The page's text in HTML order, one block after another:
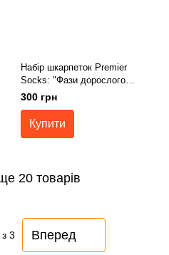
Набір шкарпеток Premier
Socks: "Фази дорослого
життя", унісекс, 36-39, 40-42,
300 грн
Купити
20 товарів
3 Вперед